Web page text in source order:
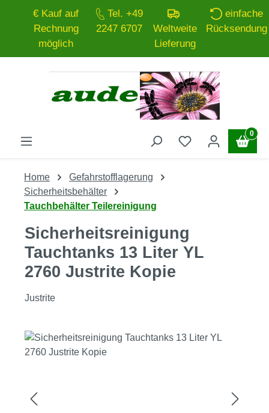
Zum Hauptinhalt springen
€ Kauf auf
Rechnung
möglich
Tel. +49
2247 6707
Weltweite
Lieferung
einfache
Rücksendung
0
Home
Gefahrstofflagerung
Sicherheitsbehälter
Tauchbehälter Teilereinigung
Sicherheitsreinigung
Tauchtanks 13 Liter YL
2760 Justrite Kopie
Justrite
Bildergalerie überspringen